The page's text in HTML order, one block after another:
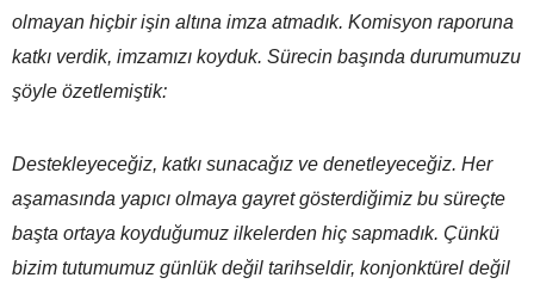
olmayan hiçbir işin altına imza atmadık. Komisyon raporuna
katkı verdik, imzamızı koyduk. Sürecin başında durumumuzu
şöyle özetlemiştik:
Destekleyeceğiz, katkı sunacağız ve denetleyeceğiz. Her
aşamasında yapıcı olmaya gayret gösterdiğimiz bu süreçte
başta ortaya koyduğumuz ilkelerden hiç sapmadık. Çünkü
bizim tutumumuz günlük değil tarihseldir, konjonktürel değil